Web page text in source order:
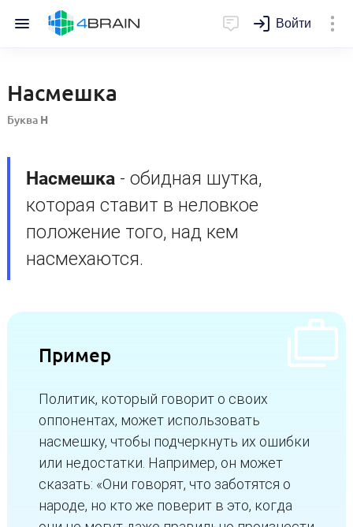
Войти
Насмешка
Буква Н
Насмешка- обидная шутка,
которая ставит в неловкое
положение того, над кем
насмехаются.
Пример
Политик, который говорит о своих
оппонентах, может использовать
насмешку, чтобы подчеркнуть их ошибки
или недостатки. Например, он может
сказать: «Они говорят, что заботятся о
народе, но кто же поверит в это, когда